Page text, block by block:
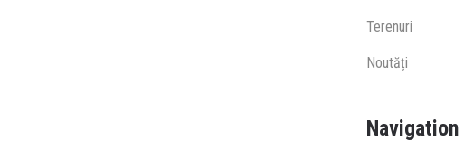
Terenuri
Noutăți
Navigation